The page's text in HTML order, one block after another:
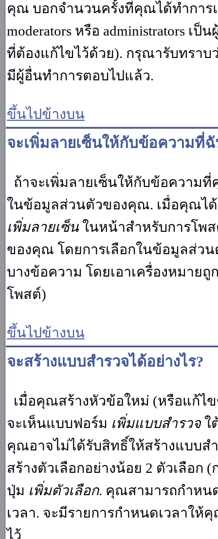
คุณ บอกจำนวนครั้งที่คุณได้ทำการ
moderators หรือ administrators เ
ที่ต้องแก้ไขไว้ด้วย). กรุณารับทรา
มีผู้อื่นทำการตอบไปแล้ว.
ขึ้นไปข้างบน
จะเพิ่มลายเซ็นให้กับข้อความที่
ถ้าจะเพิ่มลายเซ็นให้กับข้อความ
ในข้อมูลส่วนตัวของคุณ. เมื่อคุณไ
เพิ่มลายเซ็น ในหน้าสำหรับการโพ
ของคุณ โดยการเลือกในข้อมูลส่ว
บางข้อความ โดยเอาเครื่องหมาย
โพสต์)
ขึ้นไปข้างบน
จะสร้างแบบสำรวจได้อย่างไร?
เมื่อคุณสร้างหัวข้อใหม่ (หรือแก้
จะเห็นแบบฟอร์ม เพิ่มแบบสำรวจใ
คุณอาจไม่ได้รับสิทธิ์ให้สร้างแบบส
สร้างตัวเลือกอย่างน้อย 2 ตัวเลือก
ปุ่ม เพิ่มตัวเลือก. คุณสามารถกำหน
เวลา. จะมีรายการกำหนดเวลาให้
ไว้